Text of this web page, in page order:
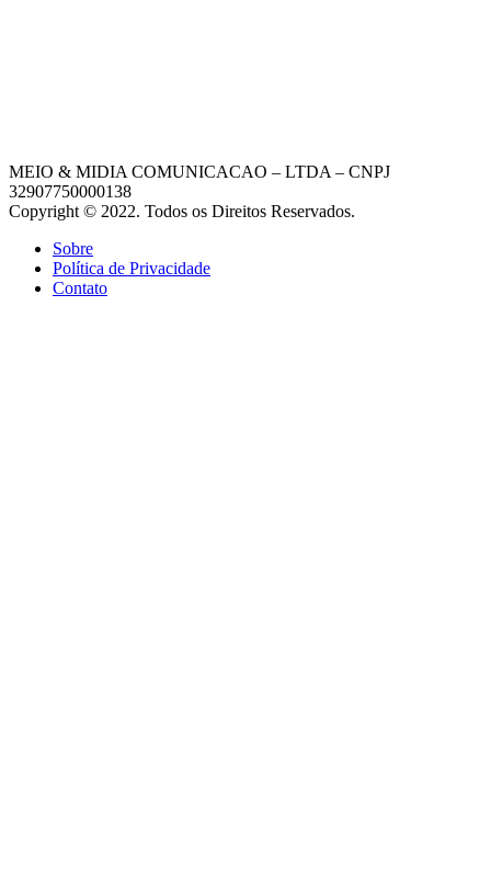
MEIO & MIDIA COMUNICACAO – LTDA – CNPJ
32907750000138
Copyright © 2022. Todos os Direitos Reservados.
Sobre
Política de Privacidade
Contato